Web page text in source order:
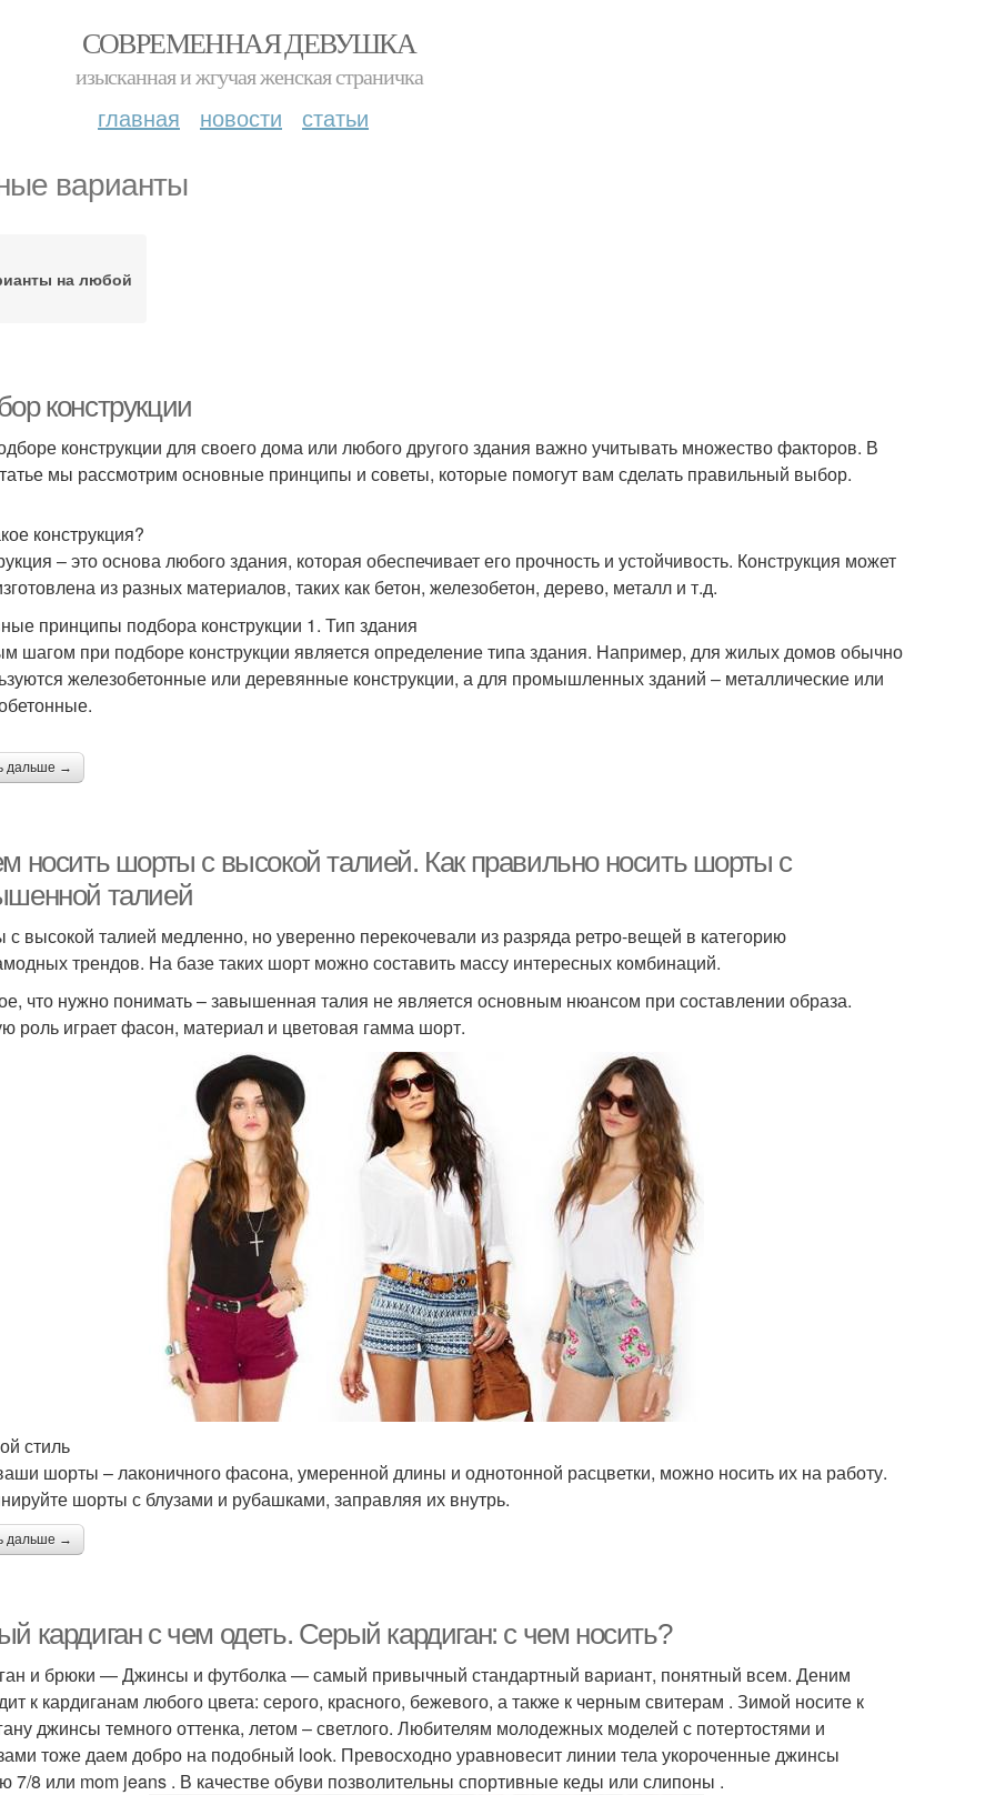
СОВРЕМЕННАЯ ДЕВУШКА
изысканная и жгучая женская страничка
главная новости статьи
варианты
на любой
конструкции
конструкции для своего дома или любого другого здания важно учитывать множество факторов. В
мы рассмотрим основные принципы и советы, которые помогут вам сделать правильный выбор.
конструкция?
– это основа любого здания, которая обеспечивает его прочность и устойчивость. Конструкция может
из разных материалов, таких как бетон, железобетон, дерево, металл и т.д.
принципы подбора конструкции 1. Тип здания
шагом при подборе конструкции является определение типа здания. Например, для жилых домов обычно
железобетонные или деревянные конструкции, а для промышленных зданий – металлические или
дальше →
носить шорты с высокой талией. Как правильно носить шорты с
талией
высокой талией медленно, но уверенно перекочевали из разряда ретро-вещей в категорию
трендов. На базе таких шорт можно составить массу интересных комбинаций.
что нужно понимать – завышенная талия не является основным нюансом при составлении образа.
роль играет фасон, материал и цветовая гамма шорт.
стиль
шорты – лаконичного фасона, умеренной длины и однотонной расцветки, можно носить их на работу.
шорты с блузами и рубашками, заправляя их внутрь.
дальше →
кардиган с чем одеть. Серый кардиган: с чем носить?
и брюки — Джинсы и футболка — самый привычный стандартный вариант, понятный всем. Деним
к кардиганам любого цвета: серого, красного, бежевого, а также к черным свитерам . Зимой носите к
джинсы темного оттенка, летом – светлого. Любителям молодежных моделей с потертостями и
тоже даем добро на подобный look. Превосходно уравновесит линии тела укороченные джинсы
7/8 или mom jeans . В качестве обуви позволительны спортивные кеды или слипоны .